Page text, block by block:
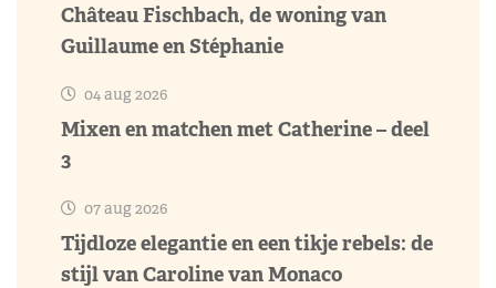
Château Fischbach, de woning van
Guillaume en Stéphanie
04 aug 2026
Mixen en matchen met Catherine – deel
3
07 aug 2026
Tijdloze elegantie en een tikje rebels: de
stijl van Caroline van Monaco